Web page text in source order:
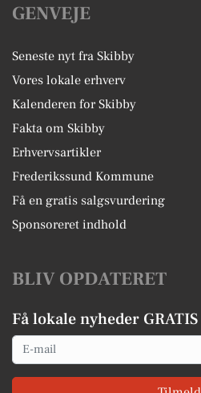
GENVEJE
Seneste nyt fra Skibby
Vores lokale erhverv
Kalenderen for Skibby
Fakta om Skibby
Erhvervsartikler
Frederikssund Kommune
Få en gratis salgsvurdering
Sponsoreret indhold
BLIV OPDATERET
Få lokale nyheder GRATIS
Email